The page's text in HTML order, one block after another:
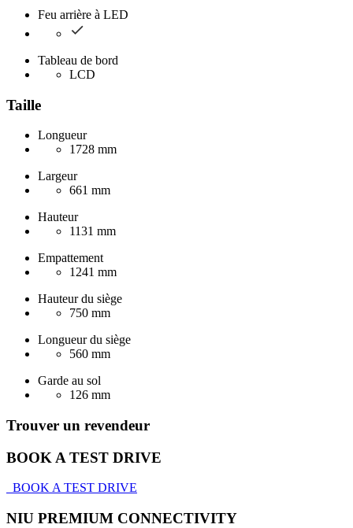
Feu arrière à LED
Tableau de bord
LCD
Taille
Longueur
1728 mm
Largeur
661 mm
Hauteur
1131 mm
Empattement
1241 mm
Hauteur du siège
750 mm
Longueur du siège
560 mm
Garde au sol
126 mm
Trouver un revendeur
BOOK A TEST DRIVE
BOOK A TEST DRIVE
NIU PREMIUM CONNECTIVITY